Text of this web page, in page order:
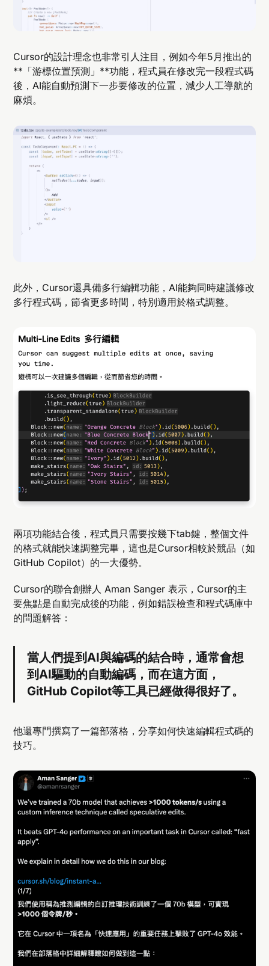
Cursor的設計理念也非常引人注目，例如今年5月推出的
**「游標位置預測」**功能，程式員在修改完一段程式碼
後，AI能自動預測下一步要修改的位置，減少人工導航的
麻煩。
此外，Cursor還具備多行編輯功能，AI能夠同時建議修改
多行程式碼，節省更多時間，特別適用於格式調整。
兩項功能結合後，程式員只需要按幾下tab鍵，整個文件
的格式就能快速調整完畢，這也是Cursor相較於競品（如
GitHub Copilot）的一大優勢。
Cursor的聯合創辦人 Aman Sanger 表示，Cursor的主
要焦點是自動完成後的功能，例如錯誤檢查和程式碼庫中
的問題解答：
當人們提到AI與編碼的結合時，通常會想
到AI驅動的自動編碼，而在這方面，
GitHub Copilot等工具已經做得很好了。
他還專門撰寫了一篇部落格，分享如何快速編輯程式碼的
技巧。